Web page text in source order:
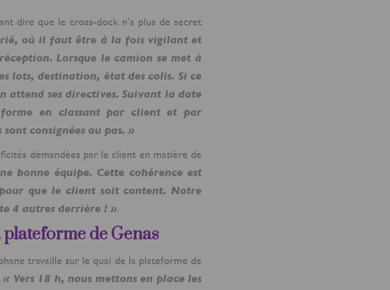
dire que le cross-dock n’a plus de secret
où il faut être à la fois vigilant et
Lorsque le camion se met à
lots, destination, état des colis. Si ce
attend ses directives. Suivant la date
en classant par client et par
consignées ou pas. »
demandées par le client en matière de
bonne équipe. Cette cohérence est
que le client soit content. Notre
4 autres derrière ! ».
de Genas
travaille sur le quai de la plateforme de
« Vers 18 h, nous mettons en place les